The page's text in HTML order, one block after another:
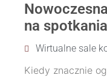
na
Wirtualne sale
Kiedy znacznie